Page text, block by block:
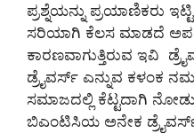
ಪ್ರಶ್ನೆಯನ್ನು ಪ್ರಯಾಣಿಕರು
ಸರಿಯಾಗಿ ಕೆಲಸ ಮಾಡದೆ
ಕಾರಣವಾಗುತ್ತಿರುವ ಇವಿ
ಡ್ರೈವರ್ಸ್‌ ಎನ್ನುವ ಕಳಂಕ
ಸಮಾಜದಲ್ಲಿ ಕೆಟ್ಟದಾಗಿ
ಬಿಎಂಟಿಸಿಯ ಅನೇಕ